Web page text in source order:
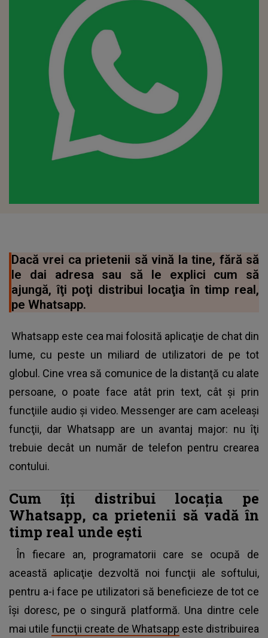
Dacă vrei ca prietenii să vină la tine, fără să
le dai adresa sau să le explici cum să
ajungă, îţi poţi distribui locaţia în timp real,
pe Whatsapp.
Whatsapp este cea mai folosită aplicaţie de chat din
lume, cu peste un miliard de utilizatori de pe tot
globul. Cine vrea să comunice de la distanţă cu alate
persoane, o poate face atât prin text, cât şi prin
funcţiile audio şi video. Messenger are cam aceleaşi
funcţii, dar Whatsapp are un avantaj major: nu îţi
trebuie decât un număr de telefon pentru crearea
contului.
Cum îţi distribui locaţia pe
Whatsapp, ca prietenii să vadă în
timp real unde eşti
În fiecare an, programatorii care se ocupă de
această aplicaţie dezvoltă noi funcţii ale softului,
pentru a-i face pe utilizatori să beneficieze de tot ce
îşi doresc, pe o singură platformă. Una dintre cele
mai utile funcţii create de Whatsapp este distribuirea